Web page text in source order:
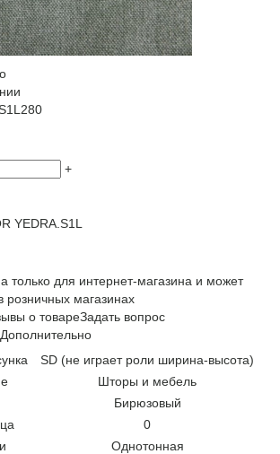
+
YEDRA.S1L
только для интернет-магазина и может
розничных магазинах
о товареЗадать вопрос
Дополнительно
SD (не играет роли ширина-высота)
Шторы и мебель
Бирюзовый
0
Однотонная